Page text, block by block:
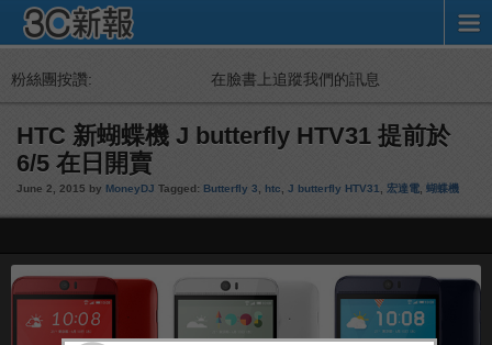
粉絲團按讚: 在臉書上追蹤我們的訊息
HTC 新蝴蝶機 J butterfly HTV31 提前於
6/5 在日開賣
June 2, 2015 by MoneyDJ Tagged: Butterfly 3 htc J butterfly HTV31 宏達電 蝴蝶機